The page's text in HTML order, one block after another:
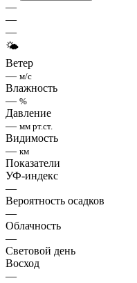
—
—
—
🌤
Ветер
— м/с
Влажность
— %
Давление
— мм рт.ст.
Видимость
— км
Показатели
УФ-индекс
—
Вероятность осадков
—
Облачность
—
Световой день
Восход
—